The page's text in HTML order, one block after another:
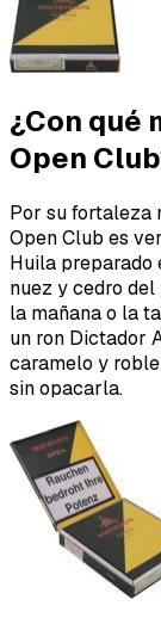
¿Con qué
Open
Por su fortaleza
Open Club es
Huila preparado
nuez y cedro
la mañana o la
un ron Dictador
caramelo y
sin opacarla.